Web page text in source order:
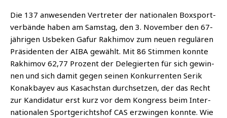
Die 137 anwe­sen­den Ver­tre­ter der natio­na­len Box­sport­
ver­bän­de haben am Sams­tag, den 3. Novem­ber den 67-
jäh­ri­gen Usbe­ken Gaf­ur Rak­hi­mov zum neu­en regu­lä­ren
Prä­si­den­ten der AIBA gewählt. Mit 86 Stim­men konn­te
Rak­hi­mov 62,77 Pro­zent der Dele­gier­ten für sich gewin­
nen und sich damit gegen sei­nen Kon­kur­ren­ten Serik
Konak­bayev aus Kasach­stan durch­set­zen, der das Recht
zur Kan­di­da­tur erst kurz vor dem Kon­gress beim Inter­
na­tio­na­len Sport­ge­richts­hof CAS erzwin­gen konn­te. Wie